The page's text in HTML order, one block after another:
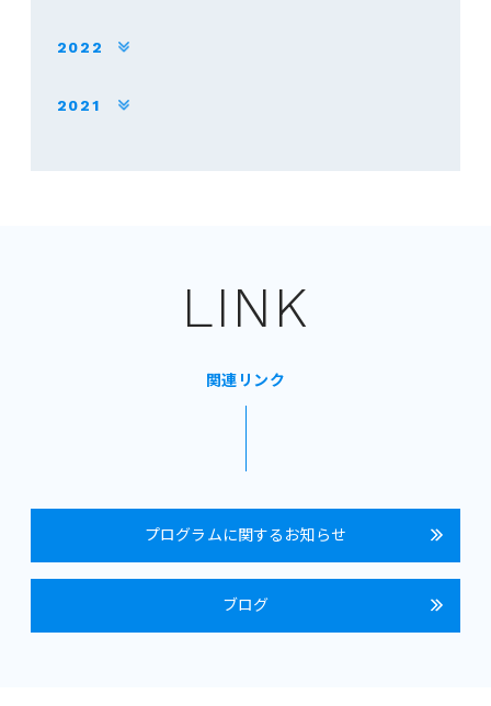
2022
2021
LINK
関連リンク
プログラムに関するお知らせ
ブログ